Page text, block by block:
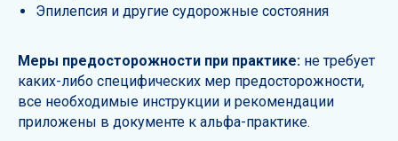
Эпилепсия и другие судорожные состояния
Меры предосторожности при практике: не требует
каких-либо специфических мер предосторожности,
все необходимые инструкции и рекомендации
приложены в документе к альфа-практике.